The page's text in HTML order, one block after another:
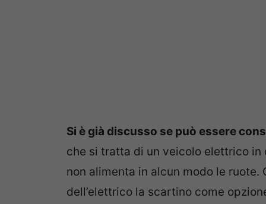
Si è già discusso se può essere
che si tratta di un veicolo elettrico
non alimenta in alcun modo le
dell’elettrico la scartino come